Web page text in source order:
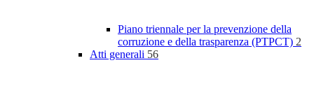
Piano triennale per la prevenzione della
corruzione e della trasparenza (PTPCT) 2
Atti generali 56